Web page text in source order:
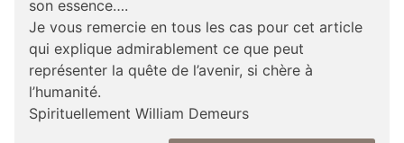
son essence….
Je vous remercie en tous les cas pour cet article
qui explique admirablement ce que peut
représenter la quête de l’avenir, si chère à
l’humanité.
Spirituellement William Demeurs